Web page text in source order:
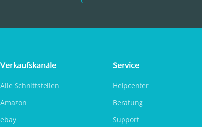
Verkaufskanäle
Alle Schnittstellen
Amazon
ebay
Service
Helpcenter
Beratung
Support